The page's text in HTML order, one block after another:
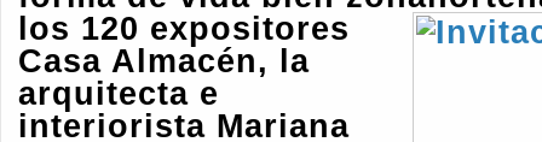
los 120 expositores
Casa Almacén, la
arquitecta e
interiorista Mariana